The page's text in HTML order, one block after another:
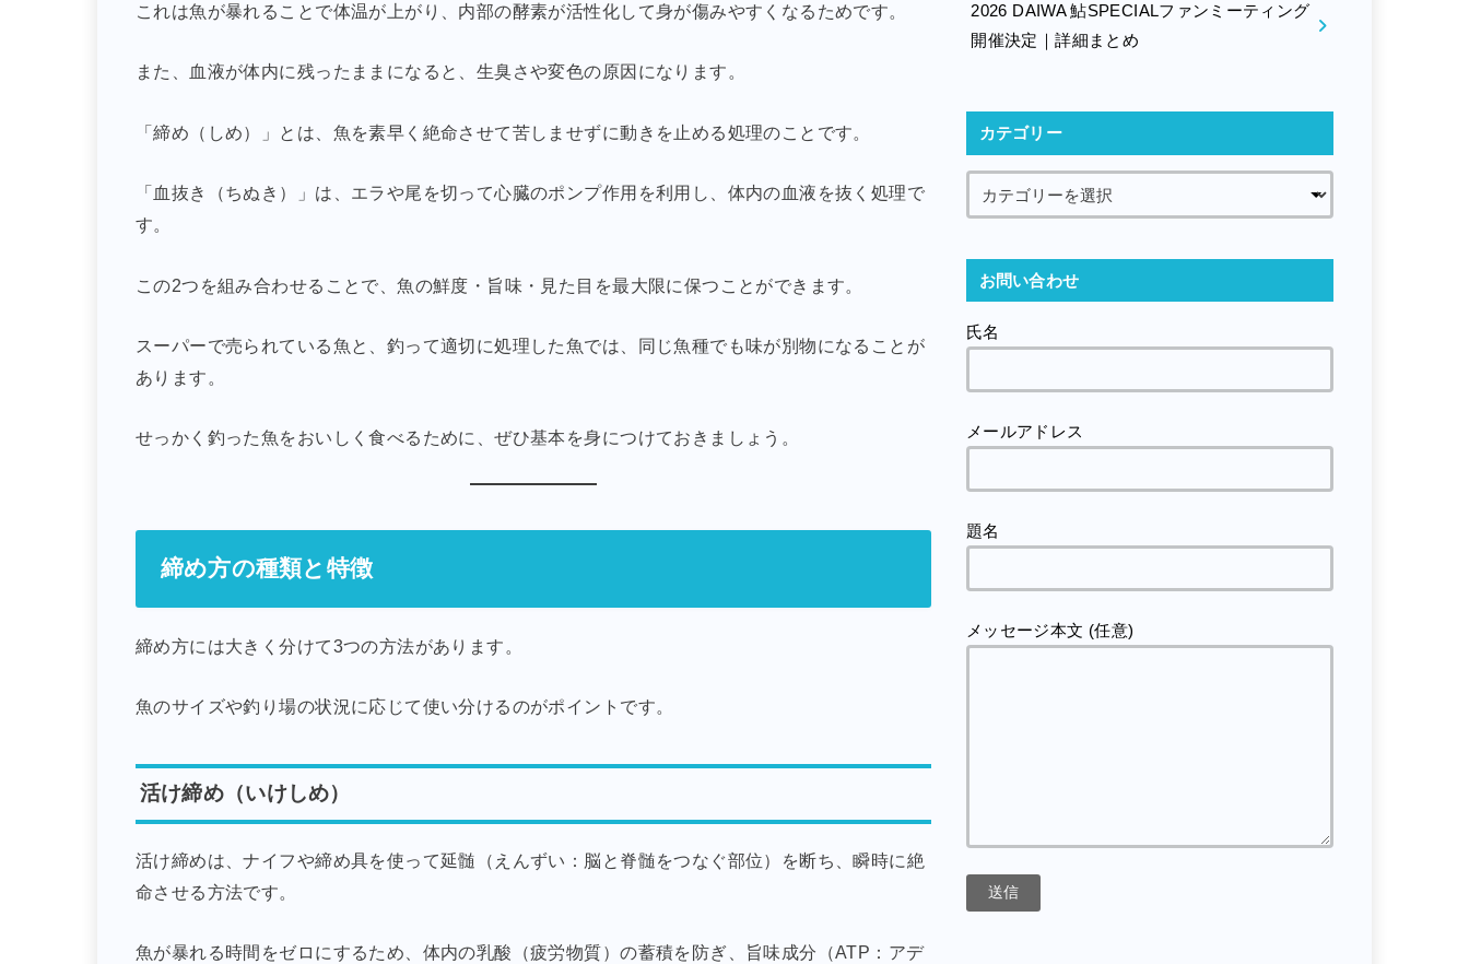
これは魚が暴れることで体温が上がり、内部の酵素が活性化して身が傷みやすくなるためです。
また、血液が体内に残ったままになると、生臭さや変色の原因になります。
「締め（しめ）」とは、魚を素早く絶命させて苦しませずに動きを止める処理のことです。
「血抜き（ちぬき）」は、エラや尾を切って心臓のポンプ作用を利用し、体内の血液を抜く処理で
す。
この2つを組み合わせることで、魚の鮮度・旨味・見た目を最大限に保つことができます。
スーパーで売られている魚と、釣って適切に処理した魚では、同じ魚種でも味が別物になることが
あります。
せっかく釣った魚をおいしく食べるために、ぜひ基本を身につけておきましょう。
締め方の種類と特徴
締め方には大きく分けて3つの方法があります。
魚のサイズや釣り場の状況に応じて使い分けるのがポイントです。
活け締め（いけしめ）
活け締めは、ナイフや締め具を使って延髄（えんずい：脳と脊髄をつなぐ部位）を断ち、瞬時に絶
命させる方法です。
魚が暴れる時間をゼロにするため、体内の乳酸（疲労物質）の蓄積を防ぎ、旨味成分（ATP：アデ
2026 DAIWA 鮎SPECIALファンミーティング
開催決定｜詳細まとめ
カテゴリー
お問い合わせ
氏名
メールアドレス
題名
メッセージ本文 (任意)